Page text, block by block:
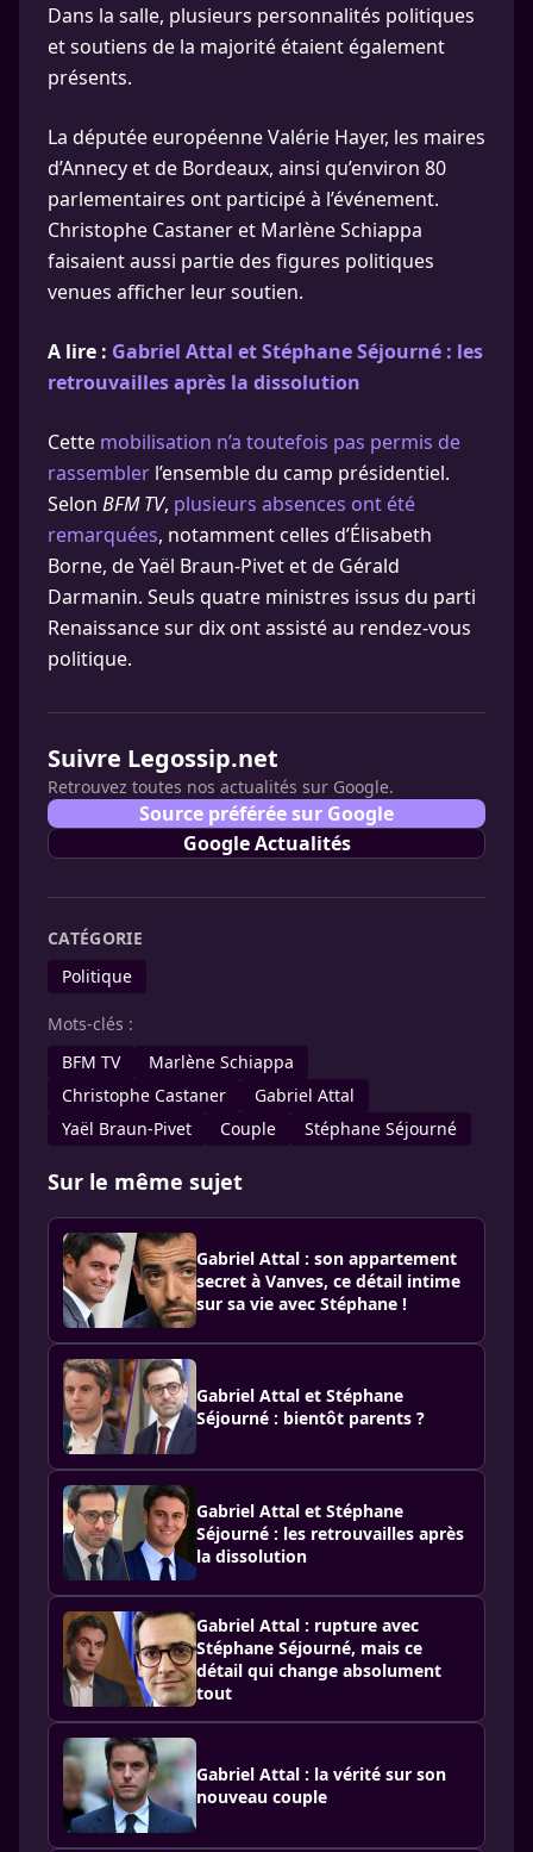
Dans la salle, plusieurs personnalités politiques
et soutiens de la majorité étaient également
présents.
La députée européenne Valérie Hayer, les maires
d’Annecy et de Bordeaux, ainsi qu’environ 80
parlementaires ont participé à l’événement.
Christophe Castaner et Marlène Schiappa
faisaient aussi partie des figures politiques
venues afficher leur soutien.
A lire : Gabriel Attal et Stéphane Séjourné : les
retrouvailles après la dissolution
Cette mobilisation n’a toutefois pas permis de
rassembler l’ensemble du camp présidentiel.
Selon BFM TV, plusieurs absences ont été
remarquées, notamment celles d’Élisabeth
Borne, de Yaël Braun-Pivet et de Gérald
Darmanin. Seuls quatre ministres issus du parti
Renaissance sur dix ont assisté au rendez-vous
politique.
Suivre Legossip.net
Retrouvez toutes nos actualités sur Google.
Source préférée sur Google
Google Actualités
CATÉGORIE
Politique
Mots-clés :
BFM TV
Marlène Schiappa
Christophe Castaner
Gabriel Attal
Yaël Braun-Pivet
Couple Stéphane Séjourné
Sur le même sujet
Gabriel Attal : son appartement
secret à Vanves, ce détail intime
sur sa vie avec Stéphane !
Gabriel Attal et Stéphane
Séjourné : bientôt parents ?
Gabriel Attal et Stéphane
Séjourné : les retrouvailles après
la dissolution
Gabriel Attal : rupture avec
Stéphane Séjourné, mais ce
détail qui change absolument
tout
Gabriel Attal : la vérité sur son
nouveau couple